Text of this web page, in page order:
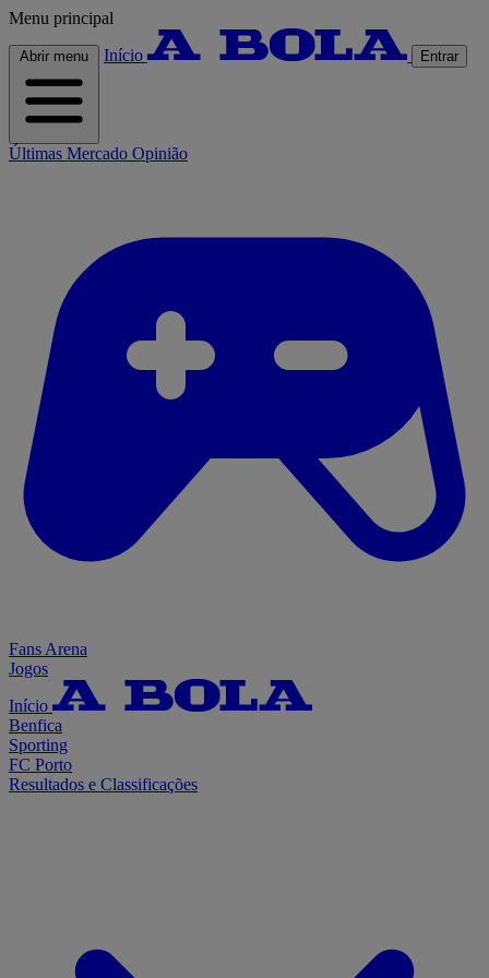
Menu principal
Abrir menu Início Entrar
Últimas Mercado Opinião
Fans Arena
Jogos
Início
Benfica
Sporting
FC Porto
Resultados e Classificações